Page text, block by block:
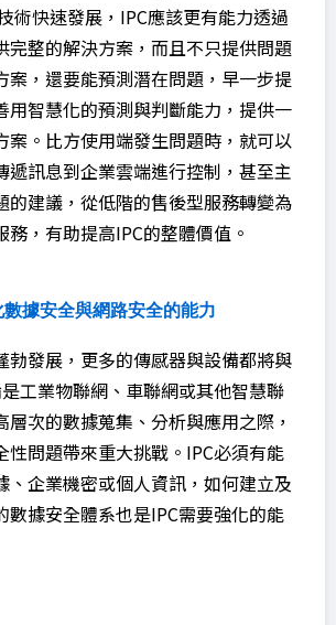
術快速發展，IPC應該更有能力透過
完整的解決方案，而且不只提供問題
案，還要能預測潛在問題，早一步提
用智慧化的預測與判斷能力，提供一
案。比方使用端發生問題時，就可以
遞訊息到企業雲端進行控制，甚至主
的建議，從低階的售後型服務轉變為
務，有助提高IPC的整體價值。
數據安全與網路安全的能力
勃發展，更多的傳感器與設備都將與
工業物聯網、車聯網或其他智慧聯
層次的數據蒐集、分析與應用之際，
性問題帶來重大挑戰。IPC必須有能
、企業機密或個人資訊，如何建立及
數據安全體系也是IPC需要強化的能